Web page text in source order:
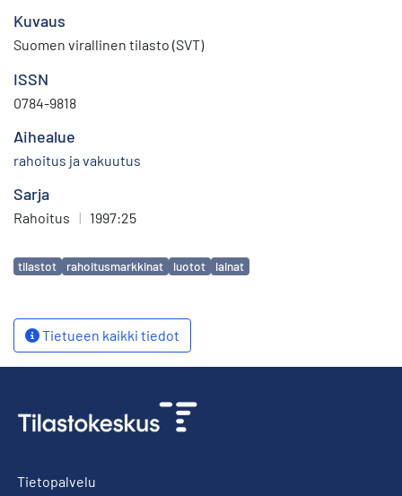
Kuvaus
Suomen virallinen tilasto (SVT)
ISSN
0784-9818
Aihealue
rahoitus ja vakuutus
Sarja
Rahoitus | 1997:25
Avainsanat
tilastot rahoitusmarkkinat luotot lainat
Tietueen kaikki tiedot
Tietopalvelu